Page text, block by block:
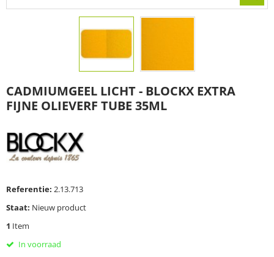
CADMIUMGEEL LICHT - BLOCKX EXTRA
FIJNE OLIEVERF TUBE 35ML
Referentie: 2.13.713
Staat: Nieuw product
1 Item
In voorraad